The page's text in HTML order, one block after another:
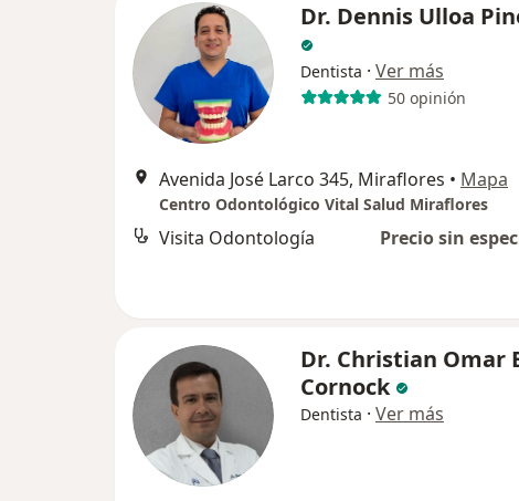
Dr. Dennis Ulloa
Dentista · Ver más
50 opinión
Avenida José Larco 345, Miraflores • Mapa
Centro Odontológico Vital Salud Miraflores
Visita Odontología Precio sin
Dr. Christian Omar
Cornock
Dentista · Ver más